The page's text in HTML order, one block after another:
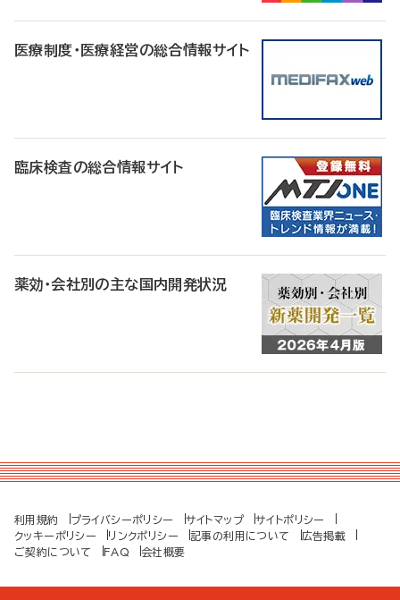
医療制度・医療経営の総合情報サイト
臨床検査の総合情報サイト
薬効・会社別の主な国内開発状況
利用規約 プライバシーポリシー サイトマップ
サイトポリシー
クッキーポリシー
リンクポリシー 記事の利用について
広告掲載
ご契約について
FAQ 会社概要